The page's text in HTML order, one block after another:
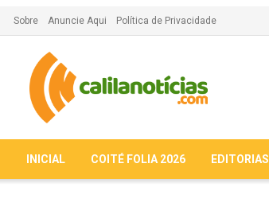
Sobre Anuncie Aqui Política de Privacidade
INICIAL COITÉ FOLIA 2026 EDITORIAS